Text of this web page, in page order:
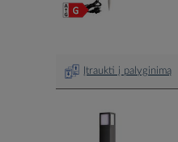
Įtraukti į palyginimą